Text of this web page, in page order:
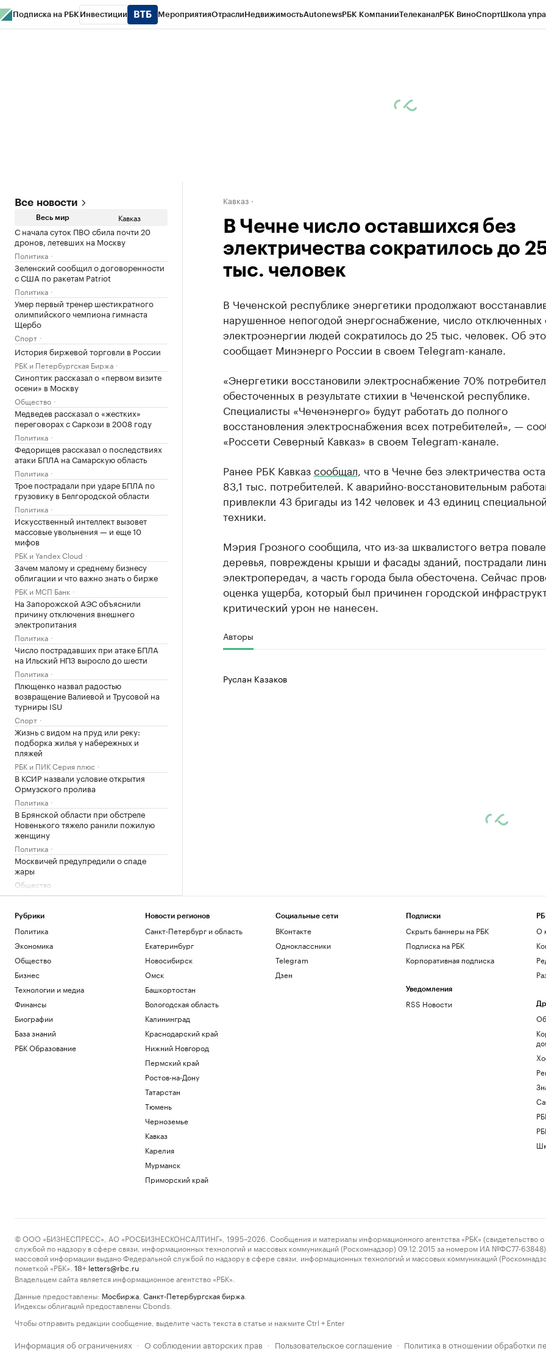
Подписка на РБК Инвестиции МероприятияОтраслиНедвижимостьAutonewsРБК КомпанииТелеканалРБК ВиноСпортШкола
Все новости
Весь мир Кавказ
С начала суток ПВО сбила почти 20
дронов, летевших на Москву
Политика
Зеленский сообщил о договоренности
с США по ракетам Patriot
Политика
Умер первый тренер шестикратного
олимпийского чемпиона гимнаста
Щербо
Спорт
История биржевой торговли в России
РБК и Петербургская Биржа
Синоптик рассказал о «первом визите
осени» в Москву
Общество
Медведев рассказал о «жестких»
переговорах с Саркози в 2008 году
Политика
Федорищев рассказал о последствиях
атаки БПЛА на Самарскую область
Политика
Трое пострадали при ударе БПЛА по
грузовику в Белгородской области
Политика
Искусственный интеллект вызовет
массовые увольнения — и еще 10
мифов
РБК и Yandex Cloud
Зачем малому и среднему бизнесу
облигации и что важно знать о бирже
РБК и МСП Банк
На Запорожской АЭС объяснили
причину отключения внешнего
электропитания
Политика
Число пострадавших при атаке БПЛА
на Ильский НПЗ выросло до шести
Политика
Плющенко назвал радостью
возвращение Валиевой и Трусовой на
турниры ISU
Спорт
Жизнь с видом на пруд или реку:
подборка жилья у набережных и
пляжей
РБК и ПИК Серия плюс
В КСИР назвали условие открытия
Ормузского пролива
Политика
В Брянской области при обстреле
Новенького тяжело ранили пожилую
женщину
Политика
Москвичей предупредили о спаде
жары
Общество
Облигации вместо кредита: как малому
РБК и МСП Банк
Овечкин заявил, что после завершения
карьеры будет жить в Москве
Спорт
Фермы, рестораны и отели Дальнего
Востока. Гастрогид
РБК и РСХБ
Кавказ
В Чечне число оставшихся без
электричества сократилось до
тыс. человек
В Чеченской республике энергетики продолжают
нарушенное непогодой энергоснабжение, число отключенных
электроэнергии людей сократилось до 25 тыс. человек. Об
сообщает Минэнерго России в своем Telegram-канале.
«Энергетики восстановили электроснабжение 70%
обесточенных в результате стихии в Чеченской республике.
Специалисты «Чеченэнерго» будут работать до полного
восстановления электроснабжения всех потребителей», —
«Россети Северный Кавказ» в своем Telegram-канале.
Ранее РБК Кавказсообщал , что в Чечне без электричества
83,1 тыс. потребителей. К аварийно-восстановительным
привлекли 43 бригады из 142 человек и 43 единиц специальной
техники.
Мэрия Грозного сообщила, что из-за шквалистого ветра
деревья, повреждены крыши и фасады зданий, пострадали
электропередач, а часть города была обесточена. Сейчас
оценка ущерба, который был причинен городской
критический урон не нанесен.
Авторы
Руслан Казаков
Рубрики
Политика
Экономика
Общество
Бизнес
Технологии и медиа
Финансы
Биографии
База знаний
РБК Образование
Новости регионов
Санкт-Петербург и область
Екатеринбург
Новосибирск
Омск
Башкортостан
Вологодская область
Калининград
Краснодарский край
Нижний Новгород
Пермский край
Ростов-на-Дону
Татарстан
Тюмень
Черноземье
Кавказ
Карелия
Мурманск
Приморский край
Социальные сети
ВКонтакте
Одноклассники
Telegram
Дзен
Подписки
Скрыть баннеры на РБК
Подписка на РБК
Корпоративная подписка
Уведомления
RSS Новости
О
© ООО «БИЗНЕСПРЕСС», АО «РОСБИЗНЕСКОНСАЛТИНГ», 1995–2026. Сообщения и материалы информационного агентства «РБК» (свидетельство о
службой по надзору в сфере связи, информационных технологий и массовых коммуникаций (Роскомнадзор) 09.12.2015 за номером ИА №ФС77-63848)
массовой информации выдано Федеральной службой по надзору в сфере связи, информационных технологий и массовых коммуникаций
пометкой «РБК».
18+ letters@rbc.ru
Владельцем сайта является информационное агентство «РБК».
Данные предоставлены: Мосбиржа Санкт-Петербургская биржа
Индексы облигаций предоставлены Cbonds.
Чтобы отправить редакции сообщение, выделите часть текста в статье и нажмите Ctrl + Enter
Информация об ограничениях · О соблюдении авторских прав · Пользовательское соглашение · Политика в отношении обработки